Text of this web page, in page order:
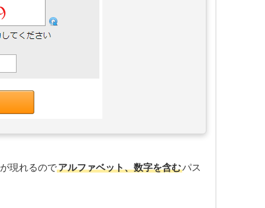
現れるのでアルファベット、数字を含むパス